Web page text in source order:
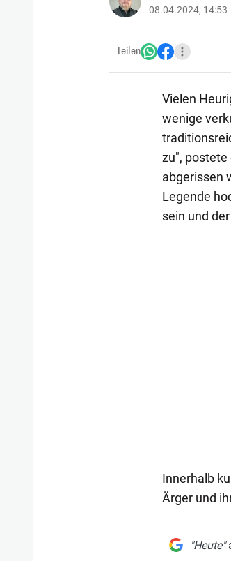
08.04.2024, 14:53
Teilen
Vielen
wenige
zu", postete
abgerissen
Legende
sein und
Innerhalb
Ärger und
"Heute"